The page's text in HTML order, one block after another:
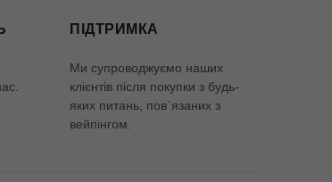
ПІДТРИМКА
Ми супроводжуємо наших
клієнтів після покупки з будь-
яких питань, пов`язаних з
вейпінгом.